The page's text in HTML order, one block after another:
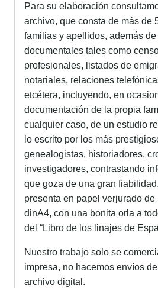
Para su elaboración
archivo, que consta de más de
familias y apellidos, además
documentales tales como
profesionales, listados de
notariales, relaciones
etcétera, incluyendo, en
documentación de la propia
cualquier caso, de un estudio
lo escrito por los más
genealogistas, historiadores,
investigadores, contrastando
que goza de una gran
presenta en papel verjurado de
dinA4, con una bonita orla a
del “Libro de los linajes de
Nuestro trabajo solo se
impresa, no hacemos envíos
archivo digital.